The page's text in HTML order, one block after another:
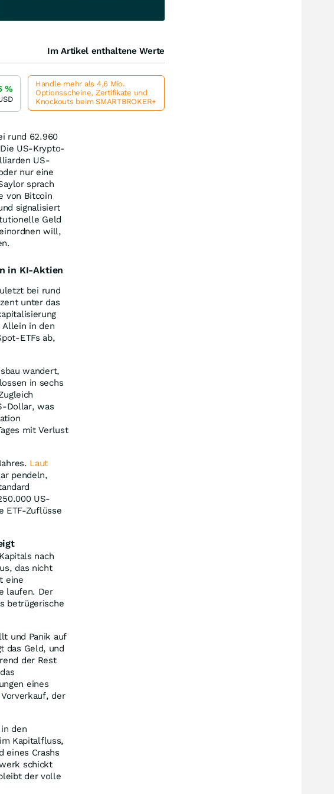
rund 62.960
US-Krypto-
US-
nur eine
sprach
von Bitcoin
signalisiert
Geld
will,
in KI-Aktien
bei rund
unter das
in den
ETFs ab,
wandert,
in sechs
Dollar, was
mit Verlust
Laut
pendeln,
US-
ETF-Zuflüsse
nach
das nicht
eine
laufen. Der
betrügerische
und Panik auf
das Geld, und
der Rest
eines
der
den
Kapitalfluss,
eines Crashs
schickt
der volle
Im Artikel enthaltene Werte
%
Handle mehr als 4,6 Mio.
Optionsscheine, Zertifikate und
Knockouts beim SMARTBROKER+